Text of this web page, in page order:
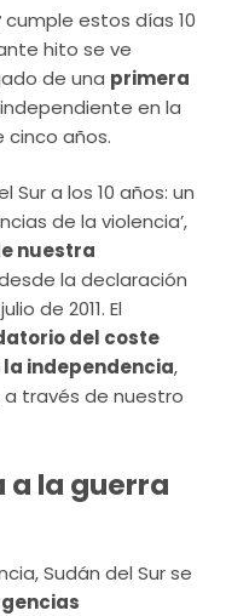
cumple estos días 10
hito se ve
de una primera
en la
cinco años.
Sur a los 10 años: un
de la violencia’,
nuestra
la declaración
de 2011. El
del coste
independencia,
través de nuestro
a la guerra
Sudán del Sur se